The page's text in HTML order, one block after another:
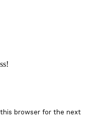
browser for the next